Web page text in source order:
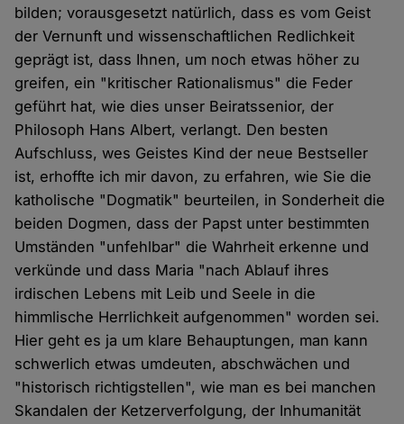
bilden; vorausgesetzt natürlich, dass es vom Geist
der Vernunft und wissenschaftlichen Redlichkeit
geprägt ist, dass Ihnen, um noch etwas höher zu
greifen, ein "kritischer Rationalismus" die Feder
geführt hat, wie dies unser Beiratssenior, der
Philosoph Hans Albert, verlangt. Den besten
Aufschluss, wes Geistes Kind der neue Bestseller
ist, erhoffte ich mir davon, zu erfahren, wie Sie die
katholische "Dogmatik" beurteilen, in Sonderheit die
beiden Dogmen, dass der Papst unter bestimmten
Umständen "unfehlbar" die Wahrheit erkenne und
verkünde und dass Maria "nach Ablauf ihres
irdischen Lebens mit Leib und Seele in die
himmlische Herrlichkeit aufgenommen" worden sei.
Hier geht es ja um klare Behauptungen, man kann
schwerlich etwas umdeuten, abschwächen und
"historisch richtigstellen", wie man es bei manchen
Skandalen der Ketzerverfolgung, der Inhumanität